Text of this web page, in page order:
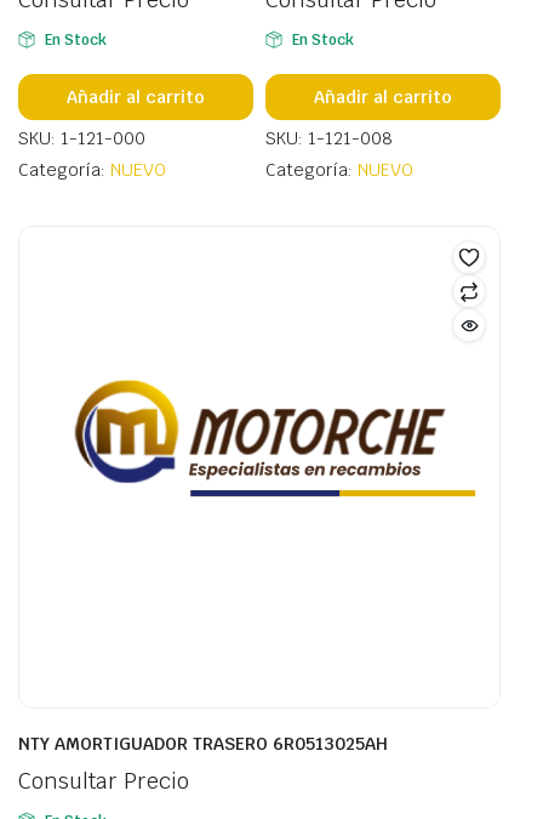
En Stock
Añadir al carrito
SKU: 1-121-000
Categoría: NUEVO
En Stock
Añadir al carrito
SKU: 1-121-008
Categoría: NUEVO
NTY AMORTIGUADOR TRASERO 6R0513025AH
Consultar Precio